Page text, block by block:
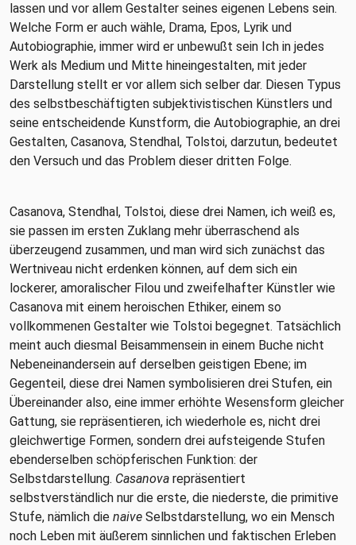
lassen und vor allem Gestalter seines eigenen Lebens sein.
Welche Form er auch wähle, Drama, Epos, Lyrik und
Autobiographie, immer wird er unbewußt sein Ich in jedes
Werk als Medium und Mitte hineingestalten, mit jeder
Darstellung stellt er vor allem sich selber dar. Diesen Typus
des selbstbeschäftigten subjektivistischen Künstlers und
seine entscheidende Kunstform, die Autobiographie, an drei
Gestalten, Casanova, Stendhal, Tolstoi, darzutun, bedeutet
den Versuch und das Problem dieser dritten Folge.
Casanova, Stendhal, Tolstoi, diese drei Namen, ich weiß es,
sie passen im ersten Zuklang mehr überraschend als
überzeugend zusammen, und man wird sich zunächst das
Wertniveau nicht erdenken können, auf dem sich ein
lockerer, amoralischer Filou und zweifelhafter Künstler wie
Casanova mit einem heroischen Ethiker, einem so
vollkommenen Gestalter wie Tolstoi begegnet. Tatsächlich
meint auch diesmal Beisammensein in einem Buche nicht
Nebeneinandersein auf derselben geistigen Ebene; im
Gegenteil, diese drei Namen symbolisieren drei Stufen, ein
Übereinander also, eine immer erhöhte Wesensform gleicher
Gattung, sie repräsentieren, ich wiederhole es, nicht drei
gleichwertige Formen, sondern drei aufsteigende Stufen
ebenderselben schöpferischen Funktion: der
Selbstdarstellung. Casanova repräsentiert
selbstverständlich nur die erste, die niederste, die primitive
Stufe, nämlich die naive Selbstdarstellung, wo ein Mensch
noch Leben mit äußerem sinnlichen und faktischen Erleben